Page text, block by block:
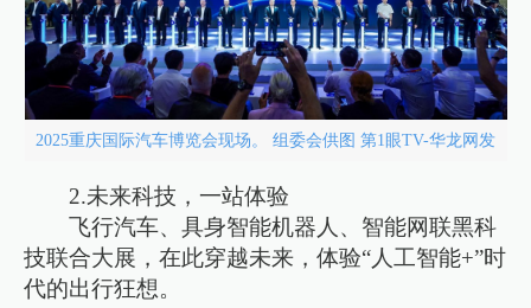
2025重庆国际汽车博览会现场。 组委会供图 第1眼TV-华龙网发
2.未来科技，一站体验
飞行汽车、具身智能机器人、智能网联黑科
技联合大展，在此穿越未来，体验“人工智能+”时
代的出行狂想。